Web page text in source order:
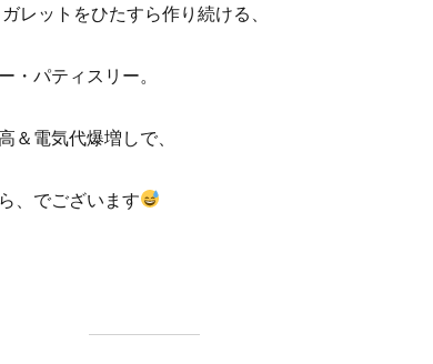
レットをひたすら作り続ける、
・パティスリー。
＆電気代爆増しで、
、でございます